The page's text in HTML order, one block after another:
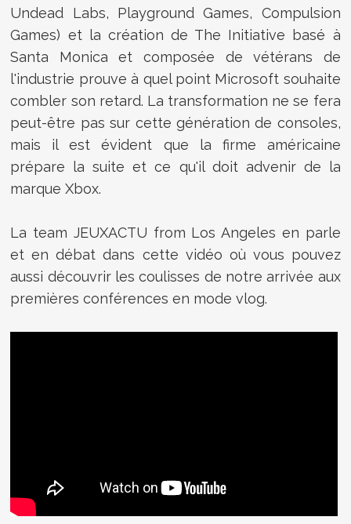
Undead Labs, Playground Games, Compulsion
Games) et la création de The Initiative basé à
Santa Monica et composée de vétérans de
l'industrie prouve à quel point Microsoft souhaite
combler son retard. La transformation ne se fera
peut-être pas sur cette génération de consoles,
mais il est évident que la firme américaine
prépare la suite et ce qu'il doit advenir de la
marque Xbox.
La team JEUXACTU from Los Angeles en parle
et en débat dans cette vidéo où vous pouvez
aussi découvrir les coulisses de notre arrivée aux
premières conférences en mode vlog.